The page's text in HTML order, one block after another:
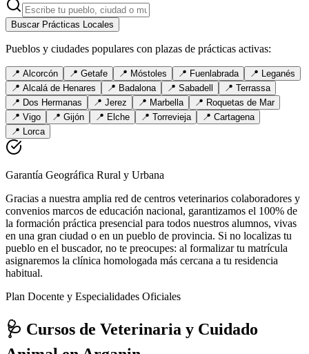
Buscar Prácticas Locales
Pueblos y ciudades populares con plazas de prácticas activas:
📍 Alcorcón 📍 Getafe 📍 Móstoles 📍 Fuenlabrada 📍 Leganés
📍 Alcalá de Henares 📍 Badalona 📍 Sabadell 📍 Terrassa
📍 Dos Hermanas 📍 Jerez 📍 Marbella 📍 Roquetas de Mar
📍 Vigo 📍 Gijón 📍 Elche 📍 Torrevieja 📍 Cartagena
📍 Lorca
Garantía Geográfica Rural y Urbana
Gracias a nuestra amplia red de centros veterinarios colaboradores y
convenios marcos de educación nacional, garantizamos el 100% de
la formación práctica presencial para todos nuestros alumnos, vivas
en una gran ciudad o en un pueblo de provincia. Si no localizas tu
pueblo en el buscador, no te preocupes: al formalizar tu matrícula
asignaremos la clínica homologada más cercana a tu residencia
habitual.
Plan Docente y Especialidades Oficiales
🩺 Cursos de Veterinaria y Cuidado